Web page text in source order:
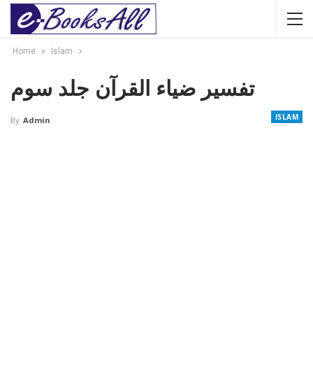
Home Islam
تفسیر ضیاء القرآن جلد سوم
ISLAM
By Admin